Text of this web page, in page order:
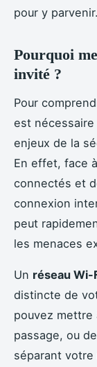
pour y parvenir.
Pourquoi
invité ?
Pour
est
enjeux de la
En effet, face
connectés et
connexion
peut
les menaces
Un réseau Wi-
distincte de
pouvez
passage, ou
séparant votre